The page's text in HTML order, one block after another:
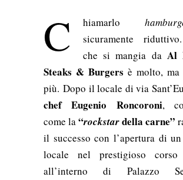
C hiamarlo
sicuramente
che si mangia da Al
Steaks & Burgers è molto,
più.Dopo il locale di via
chef Eugenio Roncoroni,
come la“rockstardella carne”
il successo con l’apertura di
locale nel prestigioso corso
all’interno di Palazzo